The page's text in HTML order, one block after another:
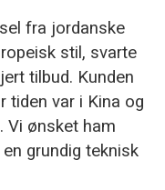
fra jordanske
stil, svarte
tilbud. Kunden
tiden var i Kina og
Vi ønsket ham
grundig teknisk